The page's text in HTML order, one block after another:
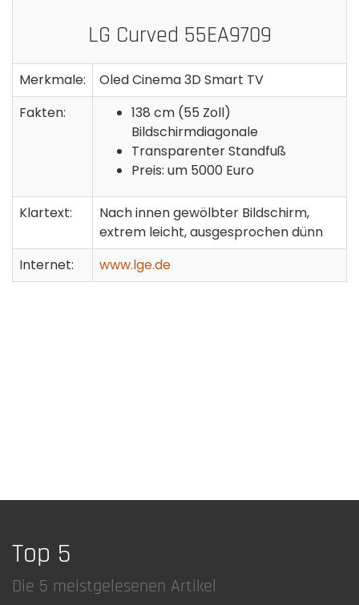
LG Curved 55EA9709
Merkmale:
Oled Cinema 3D Smart TV
Fakten:
138 cm (55 Zoll)
Bildschirmdiagonale
Transparenter Standfuß
Preis: um 5000 Euro
Klartext:
Nach innen gewölbter Bildschirm,
extrem leicht, ausgesprochen dünn
Internet:
www.lge.de
Top 5
Die 5 meistgelesenen Artikel